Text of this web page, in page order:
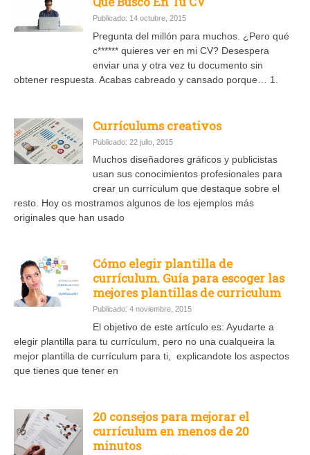
Publicado: 14 octubre, 2015
Pregunta del millón para muchos. ¿Pero qué
c****** quieres ver en mi CV? Desespera
enviar una y otra vez tu documento sin
obtener respuesta. Acabas cabreado y cansado porque… 1.
Currículums creativos
Publicado: 22 julio, 2015
Muchos diseñadores gráficos y publicistas
usan sus conocimientos profesionales para
crear un currículum que destaque sobre el
resto. Hoy os mostramos algunos de los ejemplos más
originales que han usado
Cómo elegir plantilla de
currículum. Guía para escoger las
mejores plantillas de curriculum
Publicado: 4 noviembre, 2015
El objetivo de este artículo es: Ayudarte a
elegir plantilla para tu currículum, pero no una cualqueira la
mejor plantilla de currículum para ti, explicandote los aspectos
que tienes que tener en
20 consejos para mejorar el
currículum en menos de 20
minutos